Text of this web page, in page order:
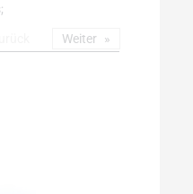
Weiter